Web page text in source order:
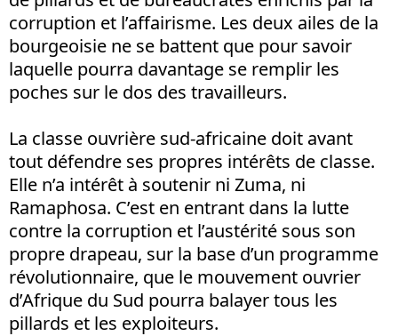
corruption et l’affairisme. Les deux ailes de la
bourgeoisie ne se battent que pour savoir
laquelle pourra davantage se remplir les
poches sur le dos des travailleurs.
La classe ouvrière sud-africaine doit avant
tout défendre ses propres intérêts de classe.
Elle n’a intérêt à soutenir ni Zuma, ni
Ramaphosa. C’est en entrant dans la lutte
contre la corruption et l’austérité sous son
propre drapeau, sur la base d’un programme
révolutionnaire, que le mouvement ouvrier
d’Afrique du Sud pourra balayer tous les
pillards et les exploiteurs.